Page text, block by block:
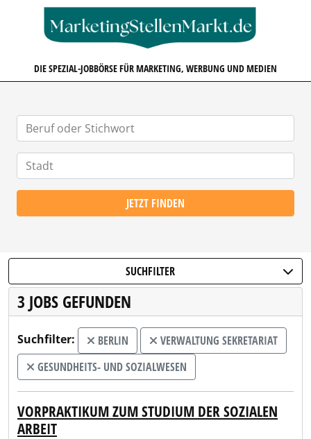
DIE SPEZIAL-JOBBÖRSE FÜR MARKETING, WERBUNG UND MEDIEN
JETZT FINDEN
SUCHFILTER
3 JOBS GEFUNDEN
Suchfilter: BERLIN
VERWALTUNG SEKRETARIAT
GESUNDHEITS- UND SOZIALWESEN
VORPRAKTIKUM ZUM STUDIUM DER SOZIALEN
ARBEIT